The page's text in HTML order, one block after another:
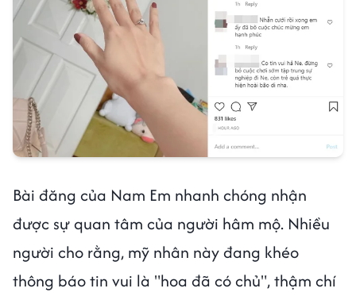
Bài đăng của Nam Em nhanh chóng nhận
được sự quan tâm của người hâm mộ. Nhiều
người cho rằng, mỹ nhân này đang khéo
thông báo tin vui là "hoa đã có chủ", thậm chí